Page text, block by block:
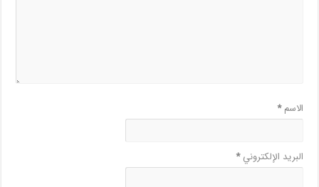
الاسم*
البريد الإلكتروني*